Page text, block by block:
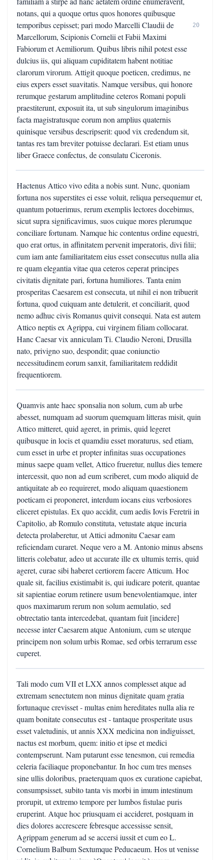
notans, qui a quoque ortus quos honores quibusque
temporibus cepisset; pari modo Marcelli Claudii de
Marcellorum, Scipionis Cornelii et Fabii Maximi
Fabiorum et Aemiliorum. Quibus libris nihil potest esse
dulcius iis, qui aliquam cupiditatem habent notitiae
clarorum virorum. Attigit quoque poeticen, credimus, ne
eius expers esset suavitatis. Namque versibus, qui honore
rerumque gestarum amplitudine ceteros Romani populi
praestiterunt, exposuit ita, ut sub singulorum imaginibus
facta magistratusque eorum non amplius quaternis
quinisque versibus descripserit: quod vix credendum sit,
tantas res tam breviter potuisse declarari. Est etiam unus
liber Graece confectus, de consulatu Ciceronis.
20
Hactenus Attico vivo edita a nobis sunt. Nunc, quoniam
fortuna nos superstites ei esse voluit, reliqua persequemur et,
quantum potuerimus, rerum exemplis lectores docebimus,
sicut supra significavimus, suos cuique mores plerumque
conciliare fortunam. Namque hic contentus ordine equestri,
quo erat ortus, in affinitatem pervenit imperatoris, divi filii;
cum iam ante familiaritatem eius esset consecutus nulla alia
re quam elegantia vitae qua ceteros ceperat principes
civitatis dignitate pari, fortuna humiliores. Tanta enim
prosperitas Caesarem est consecuta, ut nihil ei non tribuerit
fortuna, quod cuiquam ante detulerit, et conciliarit, quod
nemo adhuc civis Romanus quivit consequi. Nata est autem
Attico neptis ex Agrippa, cui virginem filiam collocarat.
Hanc Caesar vix anniculam Ti. Claudio Neroni, Drusilla
nato, privigno suo, despondit; quae coniunctio
necessitudinem eorum sanxit, familiaritatem reddidit
frequentiorem.
Quamvis ante haec sponsalia non solum, cum ab urbe
abesset, numquam ad suorum quemquam litteras misit, quin
Attico mitteret, quid ageret, in primis, quid legeret
quibusque in locis et quamdiu esset moraturus, sed etiam,
cum esset in urbe et propter infinitas suas occupationes
minus saepe quam vellet, Attico frueretur, nullus dies temere
intercessit, quo non ad eum scriberet, cum modo aliquid de
antiquitate ab eo requireret, modo aliquam quaestionem
poeticam ei proponeret, interdum iocans eius verbosiores
eliceret epistulas. Ex quo accidit, cum aedis Iovis Feretrii in
Capitolio, ab Romulo constituta, vetustate atque incuria
detecta prolaberetur, ut Attici admonitu Caesar eam
reficiendam curaret. Neque vero a M. Antonio minus absens
litteris colebatur, adeo ut accurate ille ex ultumis terris, quid
ageret, curae sibi haberet certiorem facere Atticum. Hoc
quale sit, facilius existimabit is, qui iudicare poterit, quantae
sit sapientiae eorum retinere usum benevolentiamque, inter
quos maximarum rerum non solum aemulatio, sed
obtrectatio tanta intercedebat, quantam fuit [incidere]
necesse inter Caesarem atque Antonium, cum se uterque
principem non solum urbis Romae, sed orbis terrarum esse
cuperet.
Tali modo cum VII et LXX annos complesset atque ad
extremam senectutem non minus dignitate quam gratia
fortunaque crevisset - multas enim hereditates nulla alia re
quam bonitate consecutus est - tantaque prosperitate usus
esset valetudinis, ut annis XXX medicina non indiguisset,
nactus est morbum, quem: initio et ipse et medici
contempserunt. Nam putarunt esse tenesmon, cui remedia
celeria faciliaque proponebantur. In hoc cum tres menses
sine ullis doloribus, praeterquam quos ex curatione capiebat,
consumpsisset, subito tanta vis morbi in imum intestinum
prorupit, ut extremo tempore per lumbos fistulae puris
eruperint. Atque hoc priusquam ei accideret, postquam in
dies dolores accrescere febresque accessisse sensit,
Agrippam generum ad se accersi iussit et cum eo L.
Cornelium Balbum Sextumque Peducaeum. Hos ut venisse